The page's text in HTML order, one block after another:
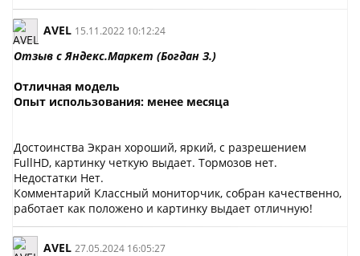
AVEL 15.11.2022 10:12:24
Отзыв с Яндекс.Маркет (Богдан З.)
Отличная модель
Опыт использования: менее месяца
Достоинства Экран хороший, яркий, с разрешением
FullHD, картинку четкую выдает. Тормозов нет.
Недостатки Нет.
Комментарий Классный мониторчик, собран качественно,
работает как положено и картинку выдает отличную!
AVEL 27.05.2024 16:05:27